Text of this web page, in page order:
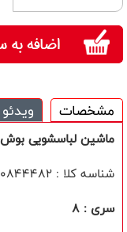
مشخصات ویدئو
ماشین لباسشویی بوش 10 کیلویی مدل WGB256A0ME
شناسه کلا : 2800000844482
سری : 8